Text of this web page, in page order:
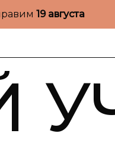
19 августа